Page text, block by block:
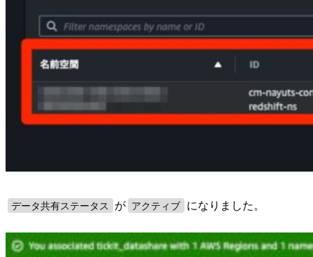
データ共有ステータス が アクティブ になりました。